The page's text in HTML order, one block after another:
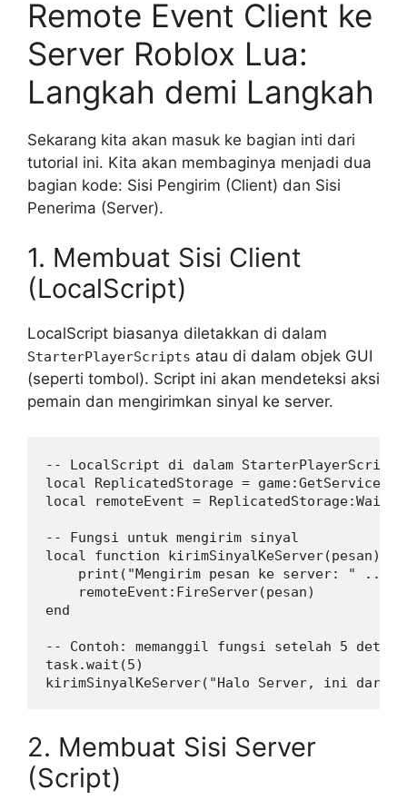
Remote Event Client ke
Server Roblox Lua:
Langkah demi Langkah
Sekarang kita akan masuk ke bagian inti dari
tutorial ini. Kita akan membaginya menjadi dua
bagian kode: Sisi Pengirim (Client) dan Sisi
Penerima (Server).
1. Membuat Sisi Client
(LocalScript)
LocalScript biasanya diletakkan di dalam
StarterPlayerScripts atau di dalam objek GUI
(seperti tombol). Script ini akan mendeteksi aksi
pemain dan mengirimkan sinyal ke server.
-- LocalScript di dalam StarterPlayerScripts
local ReplicatedStorage =
local remoteEvent =
-- Fungsi untuk mengirim sinyal
local function kirimSinyalKeServer(pesan)
print("Mengirim pesan ke server: " ..
    remoteEvent:FireServer(pesan)
end
-- Contoh: memanggil fungsi setelah 5 detik
task.wait(5)
2. Membuat Sisi Server
(Script)